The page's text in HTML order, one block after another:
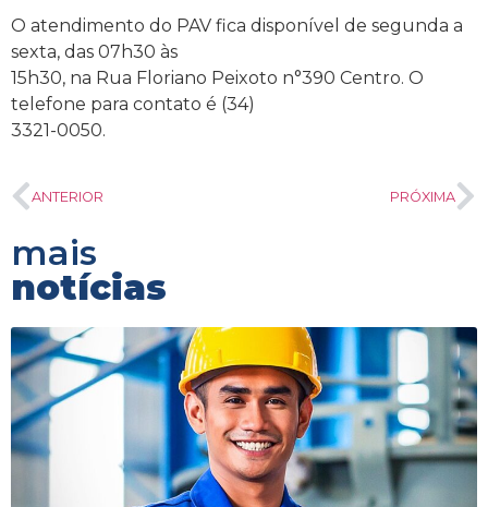
O atendimento do PAV fica disponível de segunda a
sexta, das 07h30 às
15h30, na Rua Floriano Peixoto n°390 Centro. O
telefone para contato é (34)
3321-0050.
ANTERIOR PRÓXIMA
mais
notícias